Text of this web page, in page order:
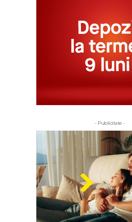
- Publicitate -